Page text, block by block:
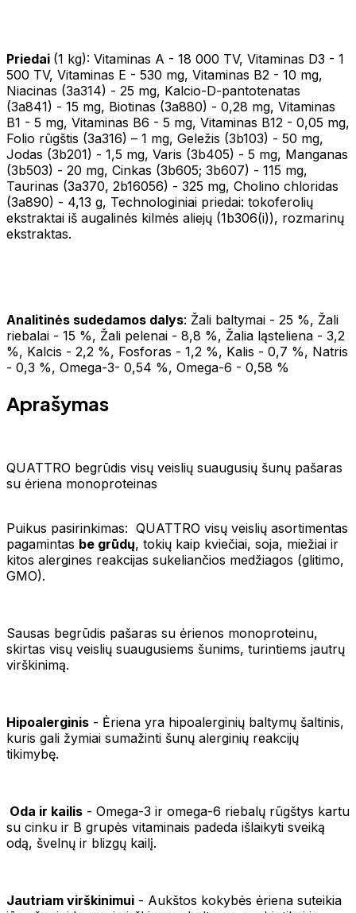
Priedai (1 kg): Vitaminas A - 18 000 TV, Vitaminas D3 - 1
500 TV, Vitaminas E - 530 mg, Vitaminas B2 - 10 mg,
Niacinas (3a314) - 25 mg, Kalcio-D-pantotenatas
(3a841) - 15 mg, Biotinas (3a880) - 0,28 mg, Vitaminas
B1 - 5 mg, Vitaminas B6 - 5 mg, Vitaminas B12 - 0,05 mg,
Folio rūgštis (3a316) – 1 mg, Geležis (3b103) - 50 mg,
Jodas (3b201) - 1,5 mg, Varis (3b405) - 5 mg, Manganas
(3b503) - 20 mg, Cinkas (3b605; 3b607) - 115 mg,
Taurinas (3a370, 2b16056) - 325 mg, Cholino chloridas
(3a890) - 4,13 g, Technologiniai priedai: tokoferolių
ekstraktai iš augalinės kilmės aliejų (1b306(i)), rozmarinų
ekstraktas.
Analitinės sudedamos dalys: Žali baltymai - 25 %, Žali
riebalai - 15 %, Žali pelenai - 8,8 %, Žalia ląsteliena - 3,2
%, Kalcis - 2,2 %, Fosforas - 1,2 %, Kalis - 0,7 %, Natris
- 0,3 %, Omega-3- 0,54 %, Omega-6 - 0,58 %
Aprašymas
QUATTRO begrūdis visų veislių suaugusių šunų pašaras
su ėriena monoproteinas
Puikus pasirinkimas: QUATTRO visų veislių asortimentas
pagamintas be grūdų, tokių kaip kviečiai, soja, miežiai ir
kitos alergines reakcijas sukeliančios medžiagos (glitimo,
GMO).
Sausas begrūdis pašaras su ėrienos monoproteinu,
skirtas visų veislių suaugusiems šunims, turintiems jautrų
virškinimą.
Hipoalerginis - Ėriena yra hipoalerginių baltymų šaltinis,
kuris gali žymiai sumažinti šunų alerginių reakcijų
tikimybę.
Oda ir kailis - Omega-3 ir omega-6 riebalų rūgštys kartu
su cinku ir B grupės vitaminais padeda išlaikyti sveiką
odą, švelnų ir blizgų kailį.
Jautriam virškinimui - Aukštos kokybės ėriena suteikia